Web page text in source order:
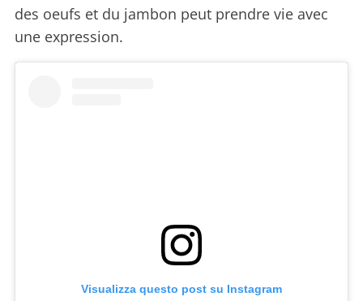
des oeufs et du jambon peut prendre vie avec
une expression.
Visualizza questo post su Instagram